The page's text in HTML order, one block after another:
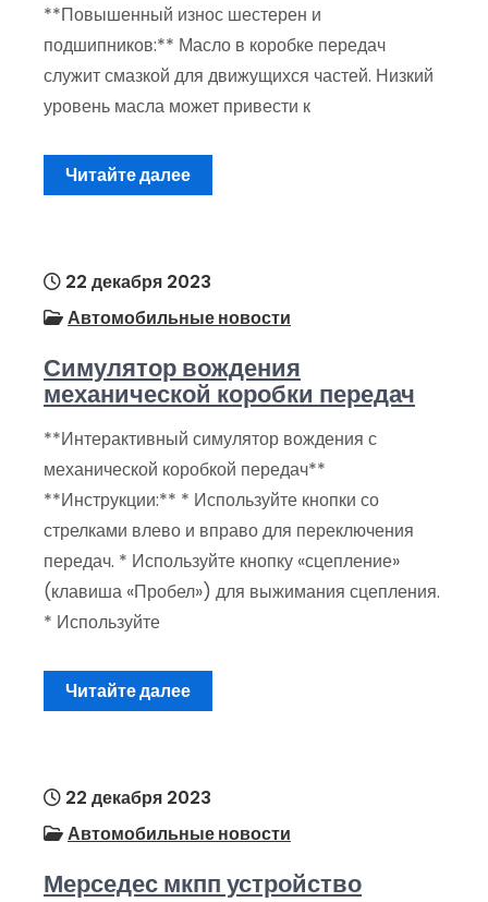
**Повышенный износ шестерен и
подшипников:** Масло в коробке передач
служит смазкой для движущихся частей. Низкий
уровень масла может привести к
Читайте далее
22 декабря 2023
Автомобильные новости
Симулятор вождения
механической коробки передач
**Интерактивный симулятор вождения с
механической коробкой передач**
**Инструкции:** * Используйте кнопки со
стрелками влево и вправо для переключения
передач. * Используйте кнопку «сцепление»
(клавиша «Пробел») для выжимания сцепления.
* Используйте
Читайте далее
22 декабря 2023
Автомобильные новости
Мерседес мкпп устройство